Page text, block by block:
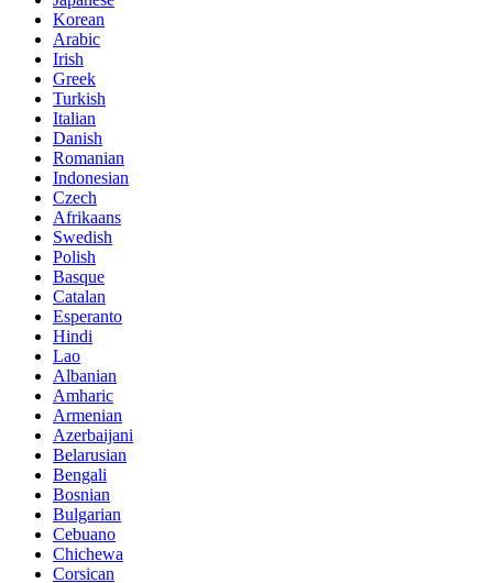
Korean
Arabic
Irish
Greek
Turkish
Italian
Danish
Romanian
Indonesian
Czech
Afrikaans
Swedish
Polish
Basque
Catalan
Esperanto
Hindi
Lao
Albanian
Amharic
Armenian
Azerbaijani
Belarusian
Bengali
Bosnian
Bulgarian
Cebuano
Chichewa
Corsican